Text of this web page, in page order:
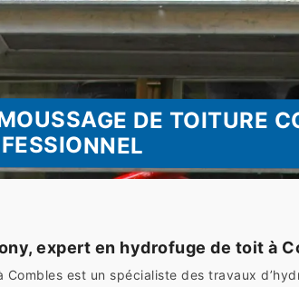
DE TOITURE
expert en hydrofuge de toit à
Combles est un spécialiste des travaux